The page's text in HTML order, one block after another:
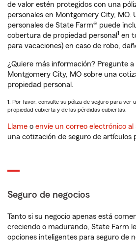
de valor estén protegidos con una
personales en Montgomery City, MO.
personales de State Farm® puede
cobertura de propiedad personal 1 en
para vacaciones) en caso de robo,
¿Quiere más información? Pregunte
Montgomery City, MO sobre una
propiedad personal.
1. Por favor, consulte su póliza de seguro para ver
propiedad cubierta y de las pérdidas cubiertas.
Llame o envíe un correo electrónico al
una cotización de seguro de artículos
Seguro de negocios
Tanto si su negocio apenas está
creciendo o madurando, State Farm
opciones inteligentes para seguro de